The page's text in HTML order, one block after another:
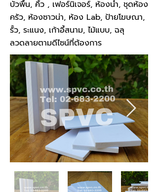
บัวพื้น, คิ้ว , เฟอร์นิเจอร์, ห้องน้ำ, ชุดห้อง
ครัว, ห้องซาวน่า, ห้อง Lab, ป้ายโฆษณา,
รั้ว, ระแนง, เก้าอี้สนาม, ไม้แบบ, ฉลุ
ลวดลายตามดีไซน์ที่ต้องการ